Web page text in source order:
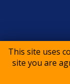
This site uses
site you are
©